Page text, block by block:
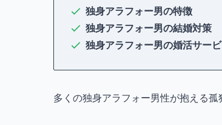
独身アラフォー男の特徴
独身アラフォー男の結婚対策
独身アラフォー男の婚活サー
多くの独身アラフォー男性が抱える